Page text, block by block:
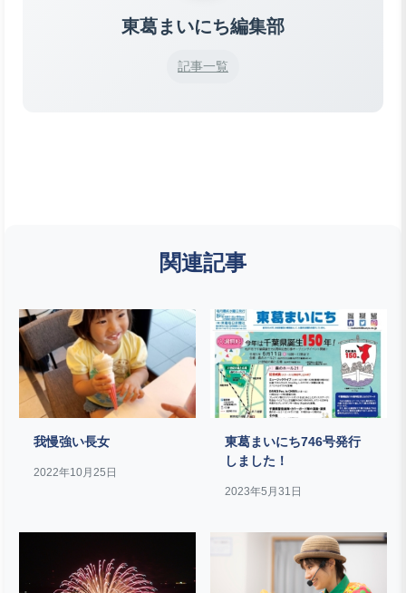
東葛まいにち編集部
記事一覧
関連記事
我慢強い長女
2022年10月25日
東葛まいにち746号発行
しました！
2023年5月31日